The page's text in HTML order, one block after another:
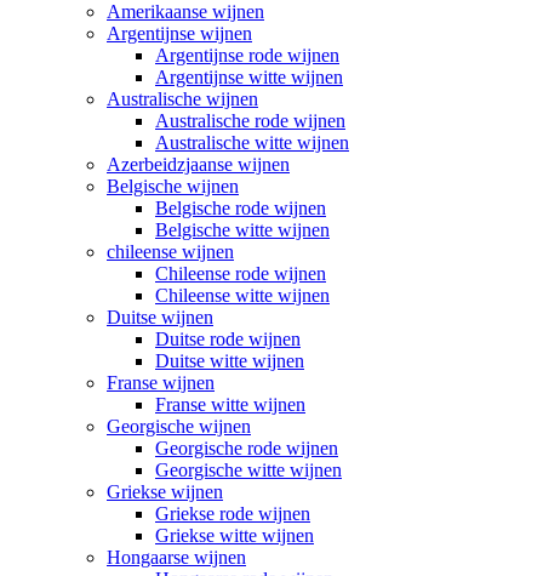
Amerikaanse wijnen
Argentijnse wijnen
Argentijnse rode wijnen
Argentijnse witte wijnen
Australische wijnen
Australische rode wijnen
Australische witte wijnen
Azerbeidzjaanse wijnen
Belgische wijnen
Belgische rode wijnen
Belgische witte wijnen
chileense wijnen
Chileense rode wijnen
Chileense witte wijnen
Duitse wijnen
Duitse rode wijnen
Duitse witte wijnen
Franse wijnen
Franse witte wijnen
Georgische wijnen
Georgische rode wijnen
Georgische witte wijnen
Griekse wijnen
Griekse rode wijnen
Griekse witte wijnen
Hongaarse wijnen